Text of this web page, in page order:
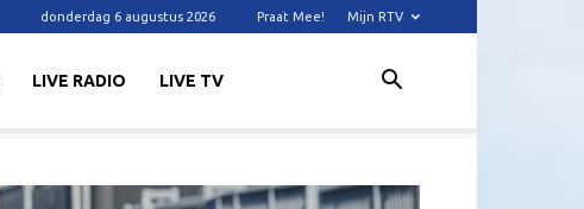
donderdag 6 augustus 2026 Praat Mee! Mijn RTV
LIVE RADIO LIVE TV